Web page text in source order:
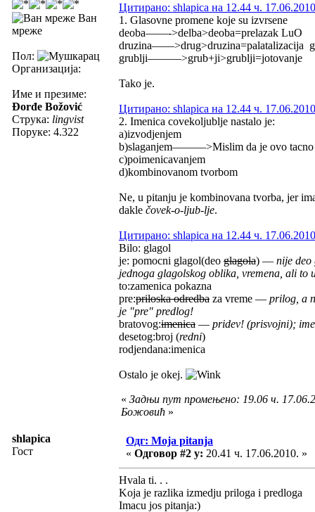
Ван
мреже
Пол:
Организација:
Име и презиме:
Đorđe Božović
Струка: lingvist
Поруке: 4.322
Цитирано: shlapica на 12.44 ч.
1. Glasovne promene koje su izvrsene
deoba——->delba>deoba=prelazak LuO
druzina——>drug>druzina=palatalizacija
grublji———>grub+ji>grublji=jotovanje
Tako je.
Цитирано: shlapica на 12.44 ч.
2. Imenica covekoljublje nastalo je:
a)izvodjenjem
b)slaganjem———>Mislim da je ovo
c)poimenicavanjem
d)kombinovanom tvorbom
Ne, u pitanju je kombinovana tvorba, jer
dakle čovek-o-ljub-lje.
Цитирано: shlapica на 12.44 ч.
Bilo: glagol
je: pomocni glagol(deo glagola) — nije deo
jednoga glagolskog oblika, vremena, ali
to:zamenica pokazna
pre:priloska odredba za vreme — prilog, a
je "pre" predlog!
bratovog:imenica — pridev! (prisvojni);
desetog:broj (redni)
rodjendana:imenica
Ostalo je okej.
« Задњи пут промењено: 19.06 ч.
Божовић »
shlapica
Гост
Одг: Moja pitanja
« Одговор #2 у: 20.41 ч. 17.06.2010. »
Hvala ti. . .
Koja je razlika izmedju priloga i predloga
Imacu jos pitanja:)